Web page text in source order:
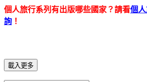
個人旅行系列有出版哪些國家？請看個
詢 ！
載入更多